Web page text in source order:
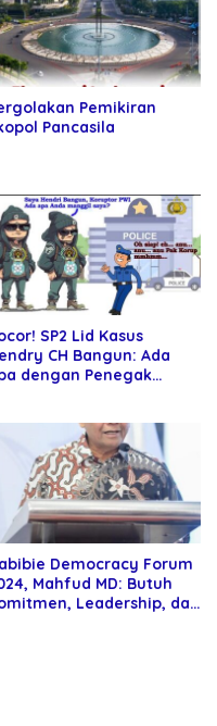
Pemikiran
Pancasila
SP2 Lid Kasus
CH Bangun: Ada
dengan Penegak
Democracy Forum
Mahfud MD: Butuh
Leadership, dan